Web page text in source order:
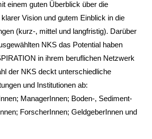
einem guten Überblick über die
Vision und gutem Einblick in die
(kurz-, mittel und langfristig). Darüber
NKS das Potential haben
in ihrem beruflichen Netzwerk
der NKS deckt unterschiedliche
und Institutionen ab:
ManagerInnen; Boden-, Sediment-
ForscherInnen; GeldgeberInnen und